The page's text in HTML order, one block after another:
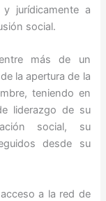
jurídicamente a
social.
más de un
la apertura de la
teniendo en
liderazgo de su
social, su
desde su
a la red de